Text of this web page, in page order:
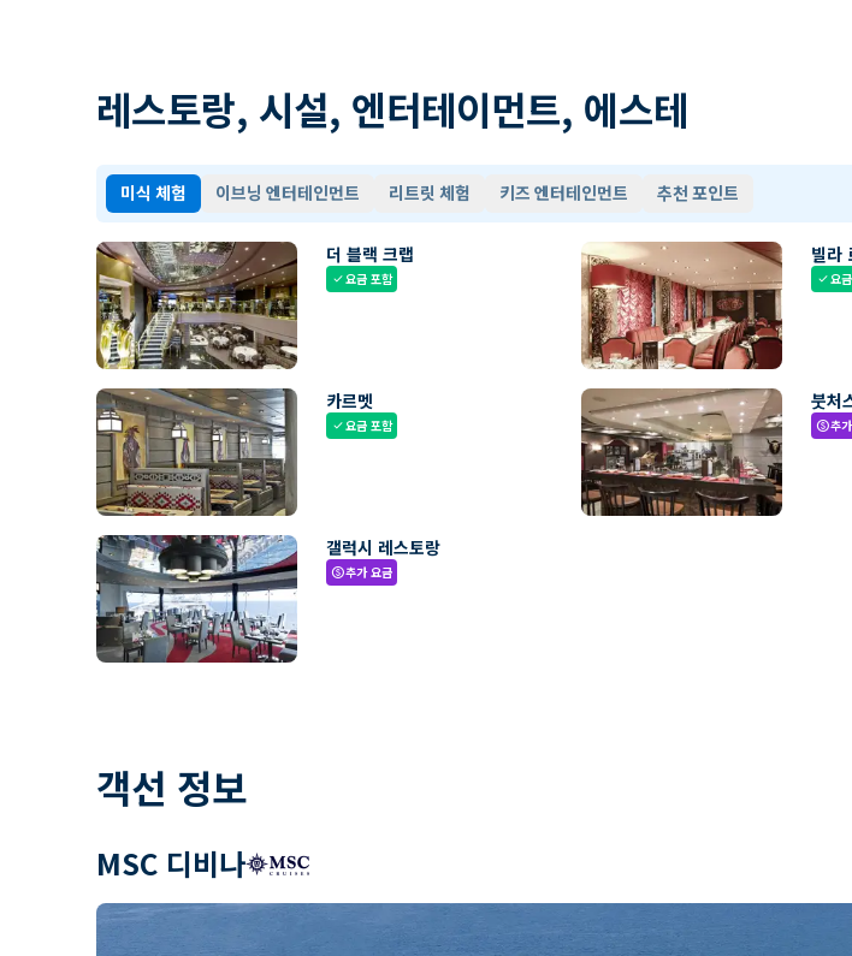
레스토랑, 시설, 엔터테이먼트, 에스테
미식 체험 이브닝 엔터테인먼트 리트릿 체험 키즈 엔터테인먼트 추천 포인트
더 블랙 크랩
check요금 포함
빌라
check요
카르멧
check요금 포함
붓처
paid추
갤럭시 레스토랑
paid추가 요금
객선 정보
MSC 디비나